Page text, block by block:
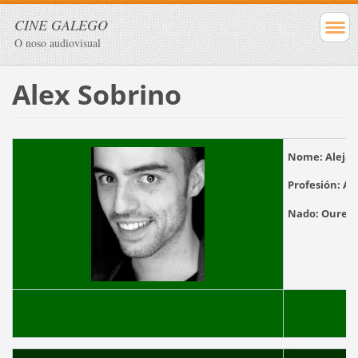
CINE GALEGO
O noso audiovisual
Alex Sobrino
Nome:
Profesión:
Nado: